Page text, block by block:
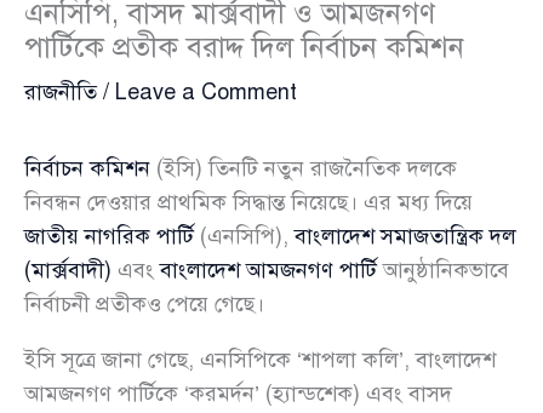
এনসিপি, বাসদ মার্ক্সবাদী ও আমজনগণ
পার্টিকে প্রতীক বরাদ্দ দিল নির্বাচন কমিশন
রাজনীতি/ Leave a Comment
নির্বাচন কমিশন (ইসি) তিনটি নতুন রাজনৈতিক দলকে
নিবন্ধন দেওয়ার প্রাথমিক সিদ্ধান্ত নিয়েছে। এর মধ্য দিয়ে
জাতীয় নাগরিক পার্টি(এনসিপি),বাংলাদেশ সমাজতান্ত্রিক দল
(মার্ক্সবাদী) এবংবাংলাদেশ আমজনগণ পার্টিআনুষ্ঠানিকভাবে
নির্বাচনী প্রতীকও পেয়ে গেছে।
ইসি সূত্রে জানা গেছে, এনসিপিকে ‘শাপলা কলি’, বাংলাদেশ
আমজনগণ পার্টিকে ‘করমর্দন’ (হ্যান্ডশেক) এবং বাসদ